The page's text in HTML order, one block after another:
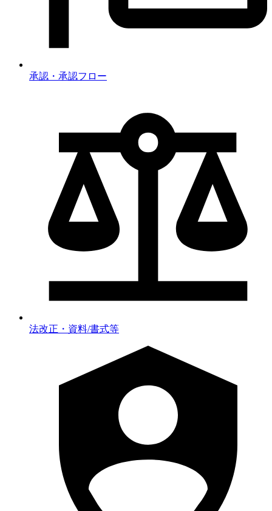
承認・承認フロー
法改正・資料/書式等